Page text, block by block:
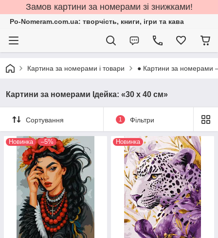
Замов картини за номерами зі знижками!
Po-Nomeram.com.ua: творчість, книги, ігри та кава
Картина за номерами і товари ● Картини за номерами
Картини за номерами Ідейка: «30 х 40 см»
Сортування 1 Фільтри
Новинка –5% Новинка